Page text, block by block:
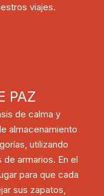
viajes.
PAZ
de calma y
almacenamiento
utilizando
armarios. En el
para que cada
sus zapatos,